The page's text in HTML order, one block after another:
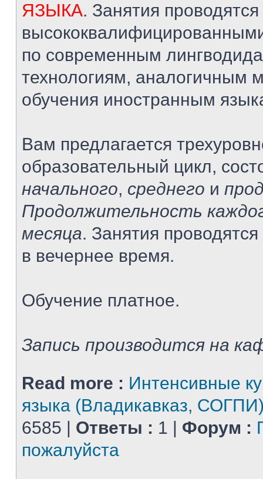
ЯЗЫКА. Занятия проводятся
по современным
технологиям, аналогичным
обучения иностранным
Вам предлагается
образовательный цикл,
начального, среднего и
Продолжительность
месяца. Занятия
в вечернее время.
Обучение платное.
Запись производится на
Read more : Интенсивные
языка (Владикавказ,
6585 | Ответы : 1 | Форум :
пожалуйста